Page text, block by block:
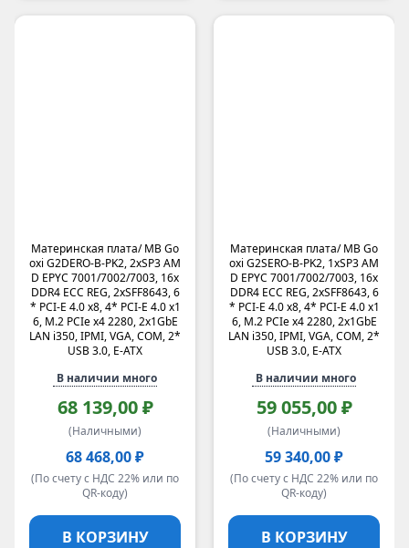
ASUSTOR
Материнская плата/ MB Go
oxi G2DERO-B-PK2, 2xSP3 AM
D EPYC 7001/7002/7003, 16x
DDR4 ECC REG, 2xSFF8643, 6
* PCI-E 4.0 x8, 4* PCI-E 4.0 x1
6, M.2 PCIe x4 2280, 2x1GbE
LAN i350, IPMI, VGA, COM, 2*
USB 3.0, E-ATX
В наличии много
68 139,00 ₽
(Наличными)
68 468,00 ₽
(По счету с НДС 22% или по
QR-коду)
В КОРЗИНУ
Материнская плата/ MB Go
oxi G2SERO-B-PK2, 1xSP3 AM
D EPYC 7001/7002/7003, 16x
DDR4 ECC REG, 2xSFF8643, 6
* PCI-E 4.0 x8, 4* PCI-E 4.0 x1
6, M.2 PCIe x4 2280, 2x1GbE
LAN i350, IPMI, VGA, COM, 2*
USB 3.0, E-ATX
В наличии много
59 055,00 ₽
(Наличными)
59 340,00 ₽
(По счету с НДС 22% или по
QR-коду)
В КОРЗИНУ